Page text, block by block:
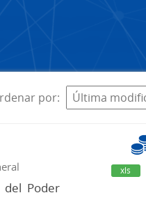
por
del Poder
xls